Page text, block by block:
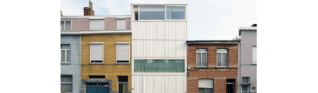
Speerstraat